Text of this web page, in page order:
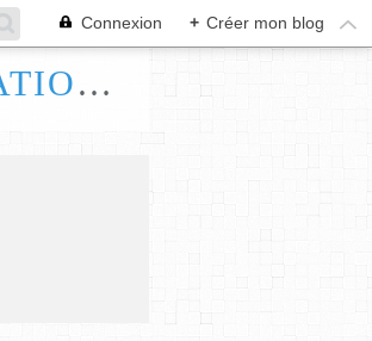
Connexion + Créer mon blog
FRANCE HANDI ART, BIJOUX ACCESSOIRES DÉCORATIONS